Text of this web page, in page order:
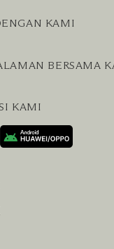
KAMI
BERSAMA
ANDA
& FASILITAS
DAN PENERBANGAN
KAMI